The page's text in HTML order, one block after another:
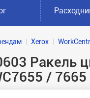
Xerox
Ракель
/ 7665